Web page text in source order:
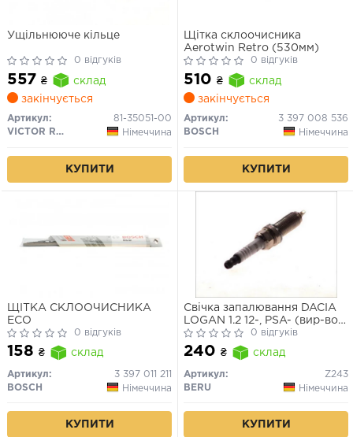
Ущільнююче кільце
0 відгуків
557 ₴
склад
закінчується
Артикул:
81-35051-00
VICTOR REINZ
Німеччина
КУПИТИ
Щітка склоочисника
Aerotwin Retro (530мм)
0 відгуків
510 ₴
склад
закінчується
Артикул:
3 397 008 536
BOSCH
Німеччина
КУПИТИ
ЩІТКА СКЛООЧИСНИКА
ECO
0 відгуків
158 ₴ склад
Артикул:
3 397 011 211
BOSCH
Німеччина
КУПИТИ
Свічка запалювання DACIA
LOGAN 1.2 12-, PSA- (вир-во
BERU)
0 відгуків
240 ₴ склад
Артикул:
Z243
BERU
Німеччина
КУПИТИ